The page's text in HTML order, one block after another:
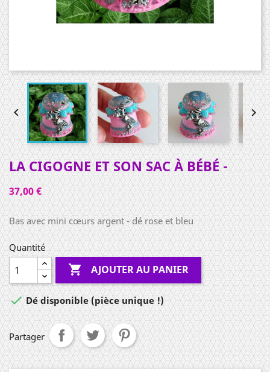
 
LA CIGOGNE ET SON SAC À BÉBÉ -
37,00 €
Bas avec mini cœurs argent - dé rose et bleu
Quantité
 AJOUTER AU PANIER
Dé disponible (pièce unique !)
Partager